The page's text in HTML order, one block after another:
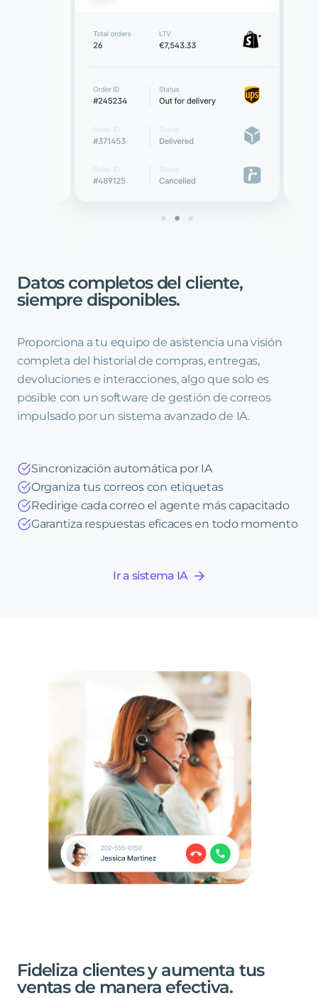
Datos completos del cliente,
siempre disponibles.
Proporciona a tu equipo de asistencia una visión
completa del historial de compras, entregas,
devoluciones e interacciones, algo que solo es
posible con un software de gestión de correos
impulsado por un sistema avanzado de IA.
Sincronización automática por IA
Organiza tus correos con etiquetas
Redirige cada correo el agente más capacitado
Garantiza respuestas eficaces en todo momento
Ir a sistema IA
Fideliza clientes y aumenta tus
ventas de manera efectiva.